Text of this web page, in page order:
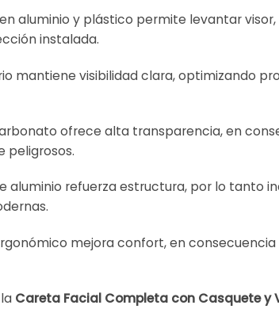
aluminio y plástico permite levantar
instalada.
mantiene visibilidad clara, optimizando
ofrece alta transparencia, en
peligrosos.
aluminio refuerza estructura, por lo
mejora confort, en
la Careta Facial Completa con Casquete y